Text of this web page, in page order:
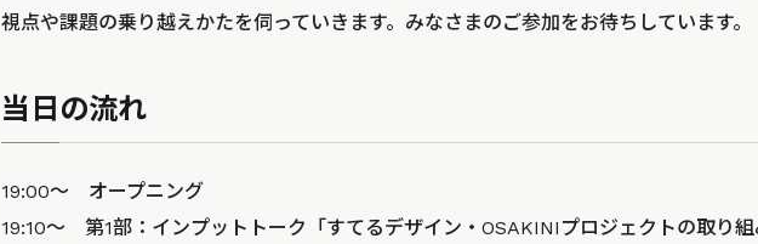
視点や課題の乗り越えかたを伺っていきます。みなさまのご参加をお待ちしています。
当日の流れ
19:00～ オープニング
19:10～ 第1部：インプットトーク「すてるデザイン・OSAKINIプロジェクトの取り